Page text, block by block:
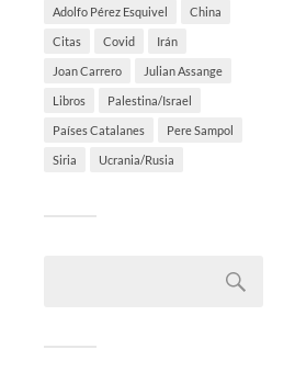
Adolfo Pérez Esquivel China
Citas Covid Irán
Joan Carrero Julian Assange
Libros Palestina/Israel
Países Catalanes Pere Sampol
Siria Ucrania/Rusia